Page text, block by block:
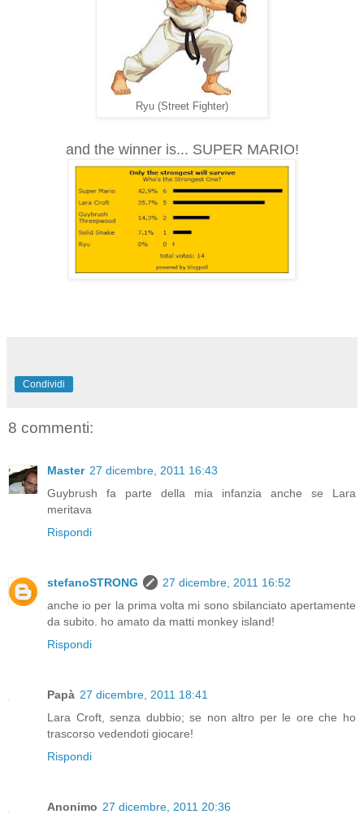
Ryu (Street Fighter)
and the winner is... SUPER MARIO!
Condividi
8 commenti:
Master 27 dicembre, 2011 16:43
Guybrush fa parte della mia infanzia anche se Lara
meritava
Rispondi
stefanoSTRONG
27 dicembre, 2011 16:52
anche io per la prima volta mi sono sbilanciato apertamente
da subito. ho amato da matti monkey island!
Rispondi
Papà 27 dicembre, 2011 18:41
Lara Croft, senza dubbio; se non altro per le ore che ho
trascorso vedendoti giocare!
Rispondi
Anonimo 27 dicembre, 2011 20:36